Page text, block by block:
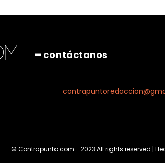
━ contáctanos
© Contrapunto.com - 2023 All rights reserved |